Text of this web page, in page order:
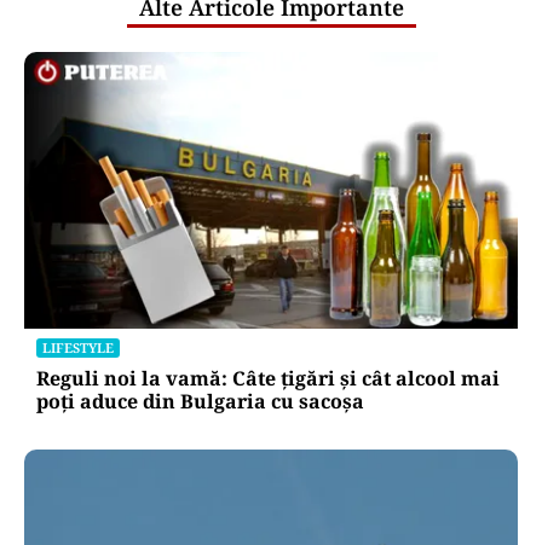
Alte Articole Importante
LIFESTYLE
Reguli noi la vamă: Câte țigări și cât alcool mai
poți aduce din Bulgaria cu sacoșa